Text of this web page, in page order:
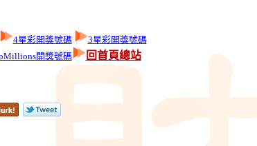
4星彩開獎號碼
3星彩開獎號碼
開獎號碼 回首頁總站